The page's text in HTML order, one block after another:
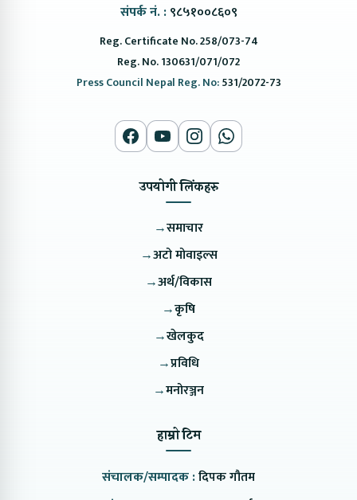
संपर्क नं. : ९८५१००८६०९
Reg. Certificate No. 258/073-74
Reg. No. 130631/071/072
Press Council Nepal Reg. No:531/2072-73
उपयोगी लिंकहरु
→समाचार
→अटो मोवाइल्स
→अर्थ/विकास
→कृषि
→खेलकुद
→प्रविधि
→मनोरञ्जन
हाम्रो टिम
संचालक/सम्पादक :दिपक गौतम